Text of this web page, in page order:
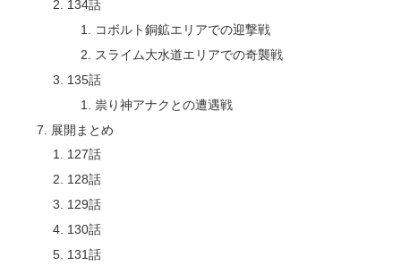
134話
コボルト銅鉱エリアでの迎撃戦
スライム大水道エリアでの奇襲戦
135話
祟り神アナクとの遭遇戦
展開まとめ
127話
128話
129話
130話
131話